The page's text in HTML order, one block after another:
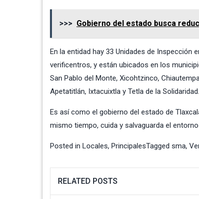
>>> Gobierno del estado busca
En la entidad hay 33 Unidades de
verificentros, y están ubicados en los
San Pablo del Monte, Xicohtzinco,
Apetatitlán, Ixtacuixtla y Tetla de la Solidaridad.
Es así como el gobierno del estado de
mismo tiempo, cuida y salvaguarda el
Posted in Locales, PrincipalesTagged sma,
RELATED POSTS